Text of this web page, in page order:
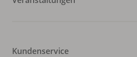
Kundenservice